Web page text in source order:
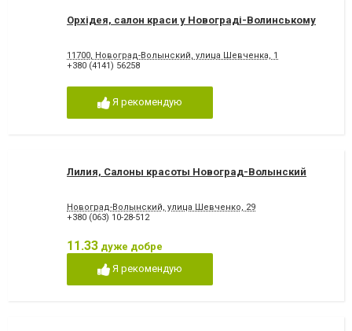
Орхідея, салон краси у Новограді-Волинському
11700, Новоград-Волынский, улица Шевченка, 1
+380 (4141) 56258
Я рекомендую
Лилия, Салоны красоты Новоград-Волынский
Новоград-Волынский, улица Шевченко, 29
+380 (063) 10-28-512
11.33 дуже добре
Я рекомендую